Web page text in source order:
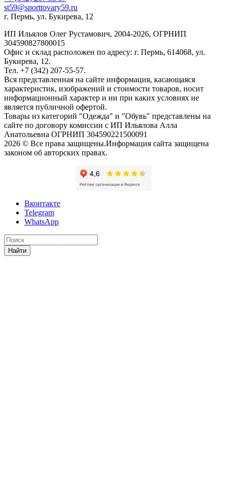
st59@sporttovary59.ru
г. Пермь, ул. Букирева, 12
ИП Ильялов Олег Рустамович, 2004-2026, ОГРНИП
304590827800015
Офис и склад расположен по адресу: г. Пермь, 614068, ул.
Букирева, 12.
Тел. +7 (342) 207-55-57.
Вся представленная на сайте информация, касающаяся
характеристик, изображений и стоимости товаров, носит
информационный характер и ни при каких условиях не
является публичной офертой.
Товары из категорий "Одежда" и "Обувь" представлены на
сайте по договору комиссии с ИП Ильялова Алла
Анатольевна ОГРНИП 304590221500091
2026 © Все права защищены.Информация сайта защищена
законом об авторских правах.
Вконтакте
Telegram
WhatsApp
Найти